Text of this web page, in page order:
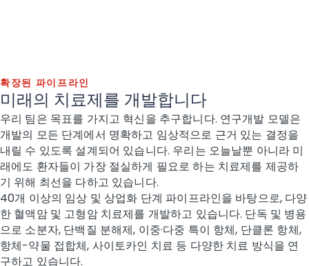
확장된 파이프라인
미래의 치료제를 개발합니다
우리 팀은 목표를 가지고 혁신을 추구합니다. 연구개발 모델은
개발의 모든 단계에서 명확하고 임상적으로 근거 있는 결정을
내릴 수 있도록 설계되어 있습니다. 우리는 오늘날뿐 아니라 미
래에도 환자들이 가장 절실하게 필요로 하는 치료제를 제공하
기 위해 최선을 다하고 있습니다.
40개 이상의 임상 및 상업화 단계 파이프라인을 바탕으로, 다양
한 혈액암 및 고형암 치료제를 개발하고 있습니다. 단독 및 병용
으로 소분자, 단백질 분해제, 이중·다중 특이 항체, 단클론 항체,
항체-약물 접합체, 사이토카인 치료 등 다양한 치료 방식을 연
구하고 있습니다.